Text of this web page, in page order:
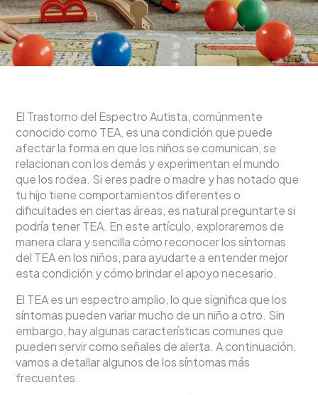
El Trastorno del Espectro Autista, comúnmente
conocido como TEA, es una condición que puede
afectar la forma en que los niños se comunican, se
relacionan con los demás y experimentan el mundo
que los rodea. Si eres padre o madre y has notado que
tu hijo tiene comportamientos diferentes o
dificultades en ciertas áreas, es natural preguntarte si
podría tener TEA. En este artículo, exploraremos de
manera clara y sencilla cómo reconocer los síntomas
del TEA en los niños, para ayudarte a entender mejor
esta condición y cómo brindar el apoyo necesario.
El TEA es un espectro amplio, lo que significa que los
síntomas pueden variar mucho de un niño a otro. Sin
embargo, hay algunas características comunes que
pueden servir como señales de alerta. A continuación,
vamos a detallar algunos de los síntomas más
frecuentes.